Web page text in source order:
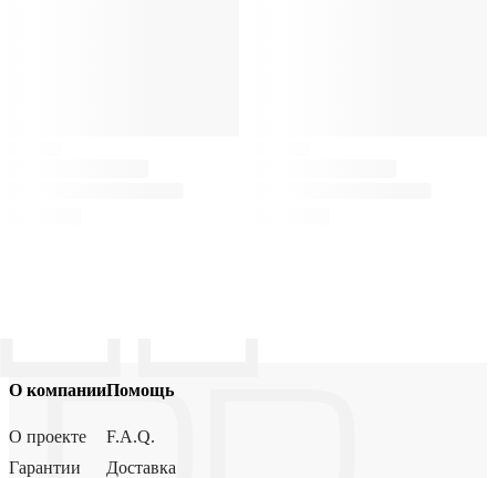
О компании
О проекте
Гарантии
Помощь
F.A.Q.
Доставка